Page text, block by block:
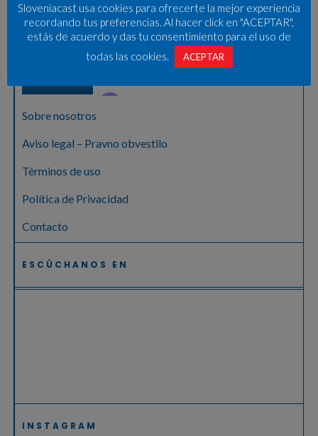
Sobre nosotros
Aviso legal – Pravno obvestilo
Términos de uso
Política de Privacidad
Contacto
ESCÚCHANOS EN
INSTAGRAM
Sloveniacast usa cookies para ofrecerte la mejor experiencia
recordando tus preferencias. Al hacer click en "ACEPTAR",
estás de acuerdo y das tu consentimiento para el uso de
todas las cookies.
ACEPTAR